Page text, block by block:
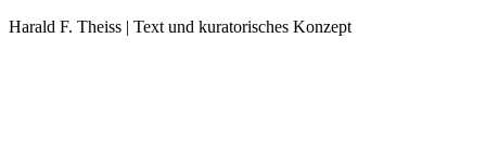
Harald F. Theiss | Text und kuratorisches Konzept